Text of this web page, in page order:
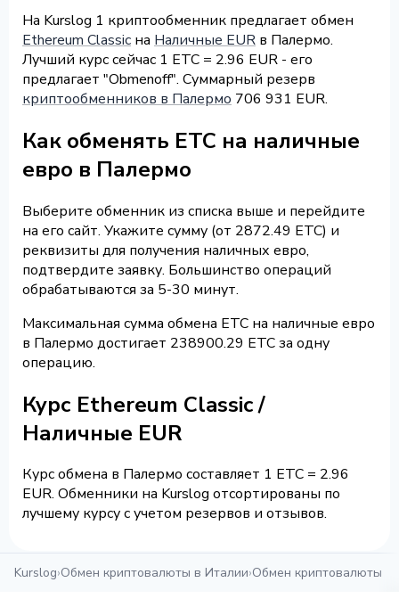
На Kurslog 1 криптообменник предлагает обмен
Ethereum Classic на Наличные EUR в Палермо.
Лучший курс сейчас 1 ETC = 2.96 EUR - его
предлагает "Obmenoff". Суммарный резерв
криптообменников в Палермо 706 931 EUR.
Как обменять ETC на наличные
евро в Палермо
Выберите обменник из списка выше и перейдите
на его сайт. Укажите сумму (от 2872.49 ETC) и
реквизиты для получения наличных евро,
подтвердите заявку. Большинство операций
обрабатываются за 5-30 минут.
Максимальная сумма обмена ETC на наличные евро
в Палермо достигает 238900.29 ETC за одну
операцию.
Курс Ethereum Classic /
Наличные EUR
Курс обмена в Палермо составляет 1 ETC = 2.96
EUR. Обменники на Kurslog отсортированы по
лучшему курсу с учетом резервов и отзывов.
Kurslog›Обмен криптовалюты в Италии›Обмен криптовалюты в